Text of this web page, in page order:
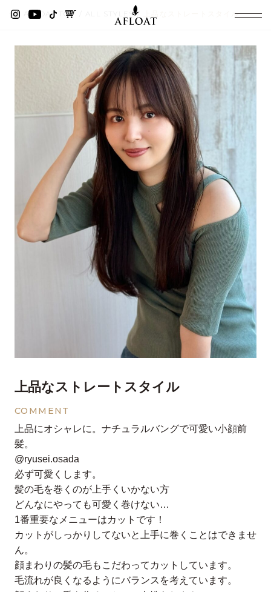
AFLOAT TOP ALL STYLES 上品なストレートスタイル
上品なストレートスタイル
COMMENT
上品にオシャレに。ナチュラルバングで可愛い小顔前
髪。
@ryusei.osada
必ず可愛くします。
髪の毛を巻くのが上手くいかない方
どんなにやっても可愛く巻けない…
1番重要なメニューはカットです！
カットがしっかりしてないと上手に巻くことはできませ
ん。
顔まわりの髪の毛もこだわってカットしています。
毛流れが良くなるようにバランスを考えています。